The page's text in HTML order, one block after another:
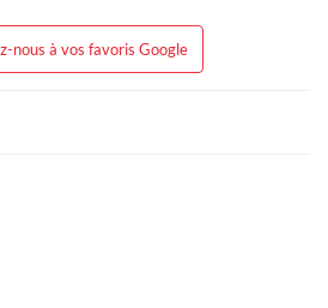
nous à vos favoris Google